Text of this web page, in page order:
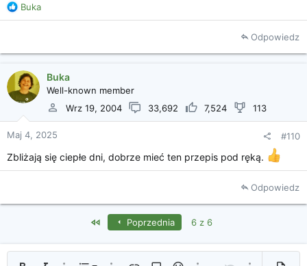
R
e
c
e
:
Buka
Odpowiedz
Buka
Well-known member
Wrz 19, 2004
33,692 7,524 113
Maj 4, 2025 #110
Zbliżają się ciepłe dni, dobrze mieć ten przepis pod ręką.
Odpowiedz
First Poprzednia 6 z 6